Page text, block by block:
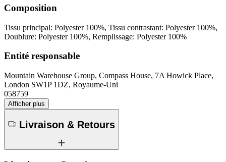
Composition
Tissu principal: Polyester 100%, Tissu contrastant: Polyester 100%,
Doublure: Polyester 100%, Remplissage: Polyester 100%
Entité responsable
Mountain Warehouse Group, Compass House, 7A Howick Place,
London SW1P 1DZ, Royaume-Uni
058759
Afficher plus
Livraison & Retours